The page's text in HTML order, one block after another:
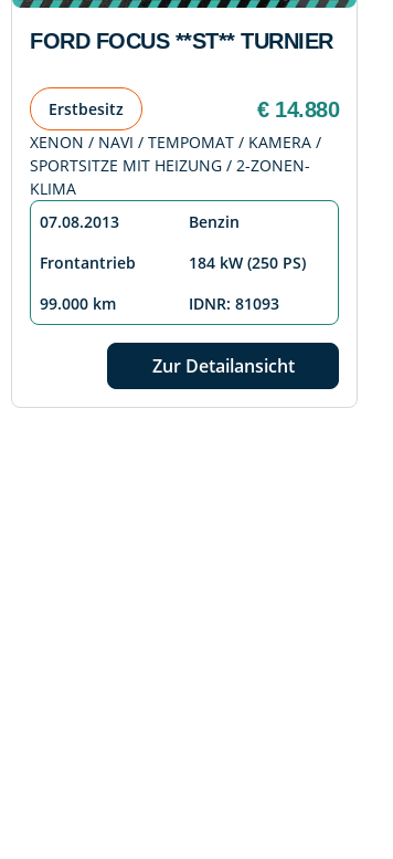
FORD FOCUS **ST** TURNIER
Erstbesitz € 14.880
XENON / NAVI / TEMPOMAT / KAMERA /
SPORTSITZE MIT HEIZUNG / 2-ZONEN-
KLIMA
07.08.2013
Benzin
Frontantrieb
184 kW (250 PS)
99.000 km
IDNR: 81093
Zur Detailansicht